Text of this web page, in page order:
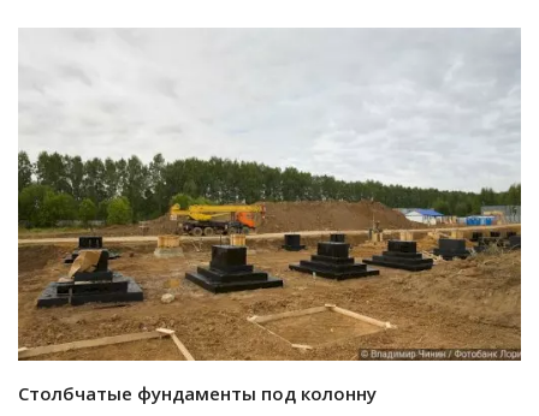
Столбчатые фундаменты под колонну